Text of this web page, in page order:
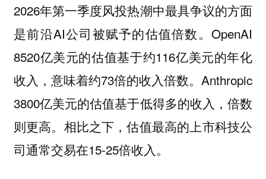
2026年第一季度风投热潮中最具争议的方面
是前沿AI公司被赋予的估值倍数。OpenAI
8520亿美元的估值基于约116亿美元的年化
收入，意味着约73倍的收入倍数。Anthropic
3800亿美元的估值基于低得多的收入，倍数
则更高。相比之下，估值最高的上市科技公
司通常交易在15-25倍收入。